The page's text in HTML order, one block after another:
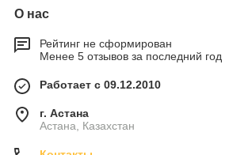
О нас
Рейтинг не сформирован
Менее 5 отзывов за последний год
Работает с 09.12.2010
г. Астана
Астана, Казахстан